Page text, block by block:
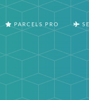
PARCELS PRO